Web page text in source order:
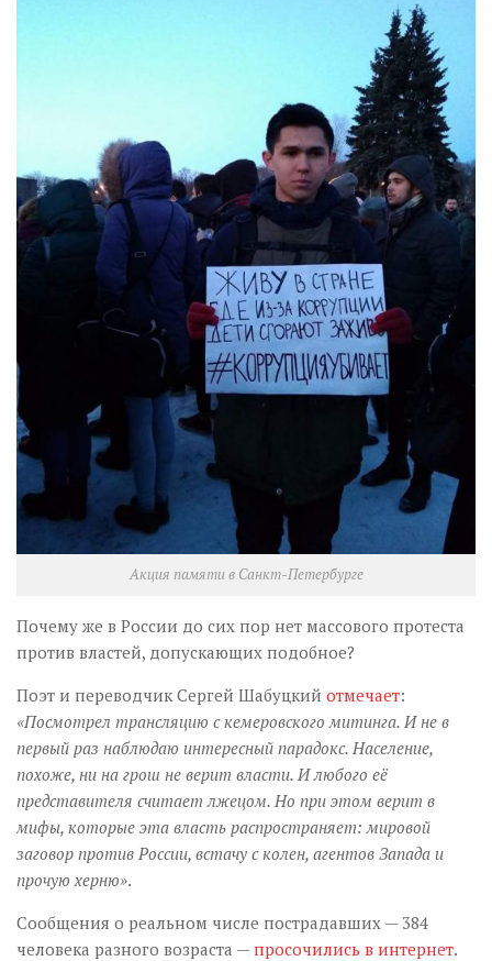
Акция памяти в Санкт-Петербурге
Почему же в России до сих пор нет массового протеста
против властей, допускающих подобное?
Поэт и переводчик Сергей Шабуцкий отмечает:
«Посмотрел трансляцию с кемеровского митинга. И не в
первый раз наблюдаю интересный парадокс. Население,
похоже, ни на грош не верит власти. И любого её
представителя считает лжецом. Но при этом верит в
мифы, которые эта власть распространяет: мировой
заговор против России, встачу с колен, агентов Запада и
прочую херню».
Сообщения о реальном числе пострадавших — 384
человека разного возраста —просочились в интернет.